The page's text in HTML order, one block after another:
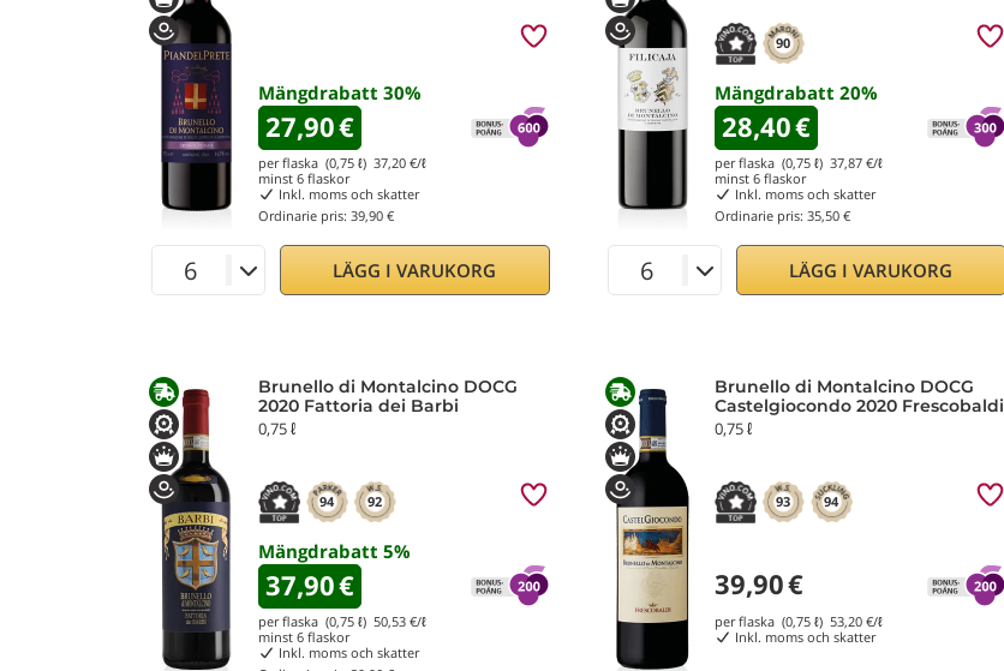
Mängdrabatt 30%
27,90€
per flaska (0,75 ℓ) 37,20 €/ℓ
minst 6 flaskor
Inkl. moms och skatter
Ordinarie pris: 39,90 €
LÄGG I VARUKORG
90
Mängdrabatt 20%
28,40€
per flaska (0,75 ℓ) 37,87 €/ℓ
minst 6 flaskor
Inkl. moms och skatter
Ordinarie pris: 35,50 €
LÄGG I VARUKORG
Brunello di Montalcino DOCG
2020 Fattoria dei Barbi
0,75 ℓ
94 92
Mängdrabatt 5%
37,90€
per flaska (0,75 ℓ) 50,53 €/ℓ
minst 6 flaskor
Inkl. moms och skatter
Brunello di Montalcino DOCG
Castelgiocondo 2020 Frescobaldi
0,75 ℓ
93 94
39,90€
per flaska (0,75 ℓ) 53,20 €/ℓ
Inkl. moms och skatter